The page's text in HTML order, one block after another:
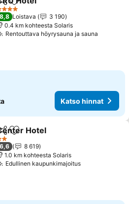
Lisää suosikkeihin
Tähtiluokitus
8,8 Loistava
3 190
0.4 km kohteesta Solaris
Rentouttava höyrysauna ja sauna
Katso hinnat
Lisää suosikkeihin
Hotel
Tähtiluokitus
6,6
8 619
1.0 km kohteesta Solaris
Edullinen kaupunkimajoitusKatso hinnat